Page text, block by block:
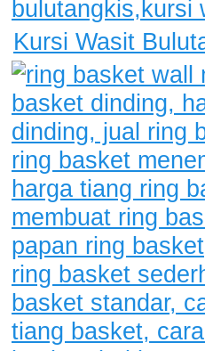
Kursi Wasit